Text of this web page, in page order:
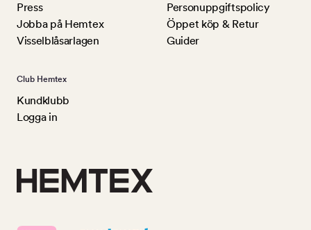
Press
Jobba på Hemtex
Visselblåsarlagen
Personuppgiftspolicy
Öppet köp & Retur
Guider
Club Hemtex
Kundklubb
Logga in